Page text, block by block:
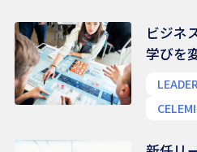
ビジネ
学びを